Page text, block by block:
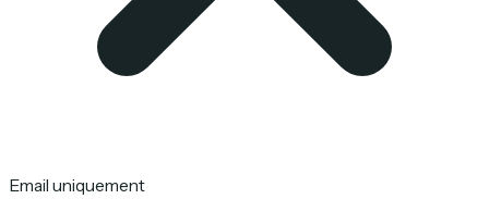
Email uniquement